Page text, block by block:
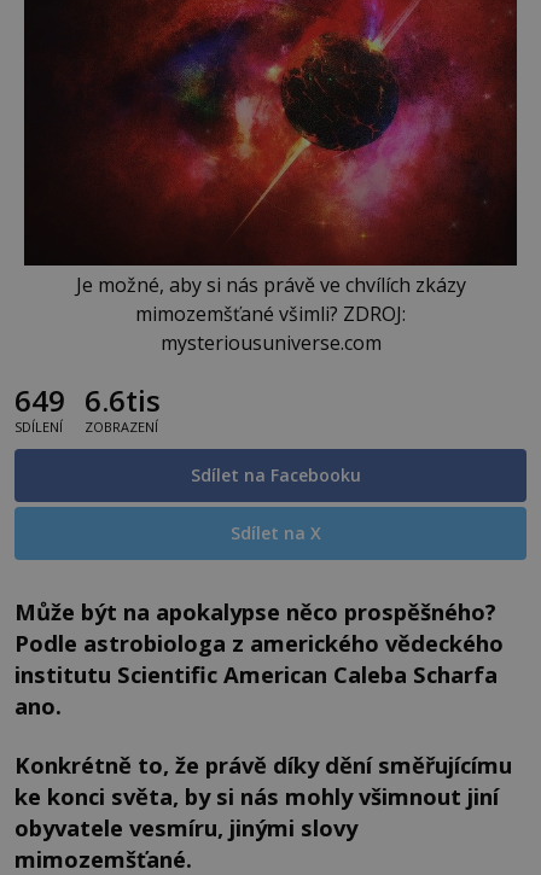
Je možné, aby si nás právě ve chvílích zkázy
mimozemšťané všimli? ZDROJ:
mysteriousuniverse.com
649
SDÍLENÍ
6.6tis
ZOBRAZENÍ
Sdílet na Facebooku
Sdílet na X
Může být na apokalypse něco prospěšného?
Podle astrobiologa z amerického vědeckého
institutu Scientific American Caleba Scharfa
ano.
Konkrétně to, že právě díky dění směřujícímu
ke konci světa, by si nás mohly všimnout jiní
obyvatele vesmíru, jinými slovy
mimozemšťané.